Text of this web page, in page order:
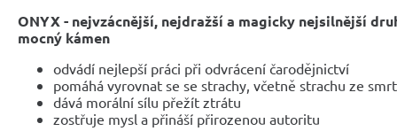
ONYX - nejvzácnější, nejdražší a magicky nejsilnější
mocný kámen
odvádí nejlepší práci při odvrácení čarodějnictví
pomáhá vyrovnat se se strachy, včetně strachu ze
dává morální sílu přežít ztrátu
zostřuje mysl a přináší přirozenou autoritu